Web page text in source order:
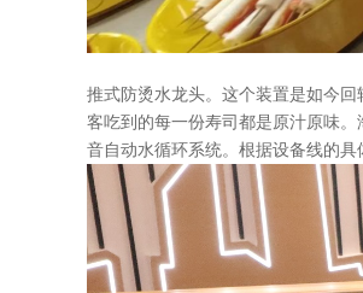
推式防烫水龙头。这个装置是如今
客吃到的每一份寿司都是原汁原味
音自动水循环系统。根据设备线的具